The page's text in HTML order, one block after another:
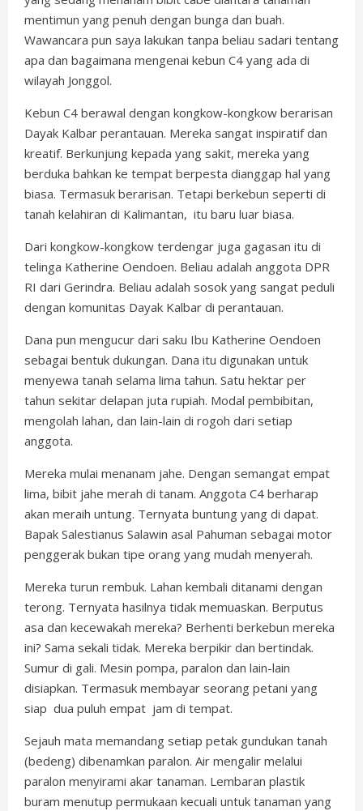
mentimun yang penuh dengan bunga dan buah.
Wawancara pun saya lakukan tanpa beliau sadari tentang
apa dan bagaimana mengenai kebun C4 yang ada di
wilayah Jonggol.
Kebun C4 berawal dengan kongkow-kongkow berarisan
Dayak Kalbar perantauan. Mereka sangat inspiratif dan
kreatif. Berkunjung kepada yang sakit, mereka yang
berduka bahkan ke tempat berpesta dianggap hal yang
biasa. Termasuk berarisan. Tetapi berkebun seperti di
tanah kelahiran di Kalimantan, itu baru luar biasa.
Dari kongkow-kongkow terdengar juga gagasan itu di
telinga Katherine Oendoen. Beliau adalah anggota DPR
RI dari Gerindra. Beliau adalah sosok yang sangat peduli
dengan komunitas Dayak Kalbar di perantauan.
Dana pun mengucur dari saku Ibu Katherine Oendoen
sebagai bentuk dukungan. Dana itu digunakan untuk
menyewa tanah selama lima tahun. Satu hektar per
tahun sekitar delapan juta rupiah. Modal pembibitan,
mengolah lahan, dan lain-lain di rogoh dari setiap
anggota.
Mereka mulai menanam jahe. Dengan semangat empat
lima, bibit jahe merah di tanam. Anggota C4 berharap
akan meraih untung. Ternyata buntung yang di dapat.
Bapak Salestianus Salawin asal Pahuman sebagai motor
penggerak bukan tipe orang yang mudah menyerah.
Mereka turun rembuk. Lahan kembali ditanami dengan
terong. Ternyata hasilnya tidak memuaskan. Berputus
asa dan kecewakah mereka? Berhenti berkebun mereka
ini? Sama sekali tidak. Mereka berpikir dan bertindak.
Sumur di gali. Mesin pompa, paralon dan lain-lain
disiapkan. Termasuk membayar seorang petani yang
siap dua puluh empat jam di tempat.
Sejauh mata memandang setiap petak gundukan tanah
(bedeng) dibenamkan paralon. Air mengalir melalui
paralon menyirami akar tanaman. Lembaran plastik
buram menutup permukaan kecuali untuk tanaman yang